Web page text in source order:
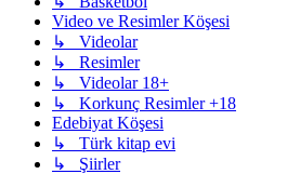
Video ve Resimler Köşesi
↳ Videolar
↳ Resimler
↳ Videolar 18+
↳ Korkunç Resimler +18
Edebiyat Köşesi
↳ Türk kitap evi
↳ Şiirler